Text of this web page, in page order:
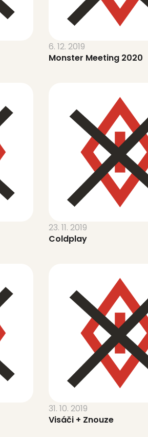
6. 12. 2019
Monster Meeting 2020
23. 11. 2019
Coldplay
31. 10. 2019
Visáči + Znouze